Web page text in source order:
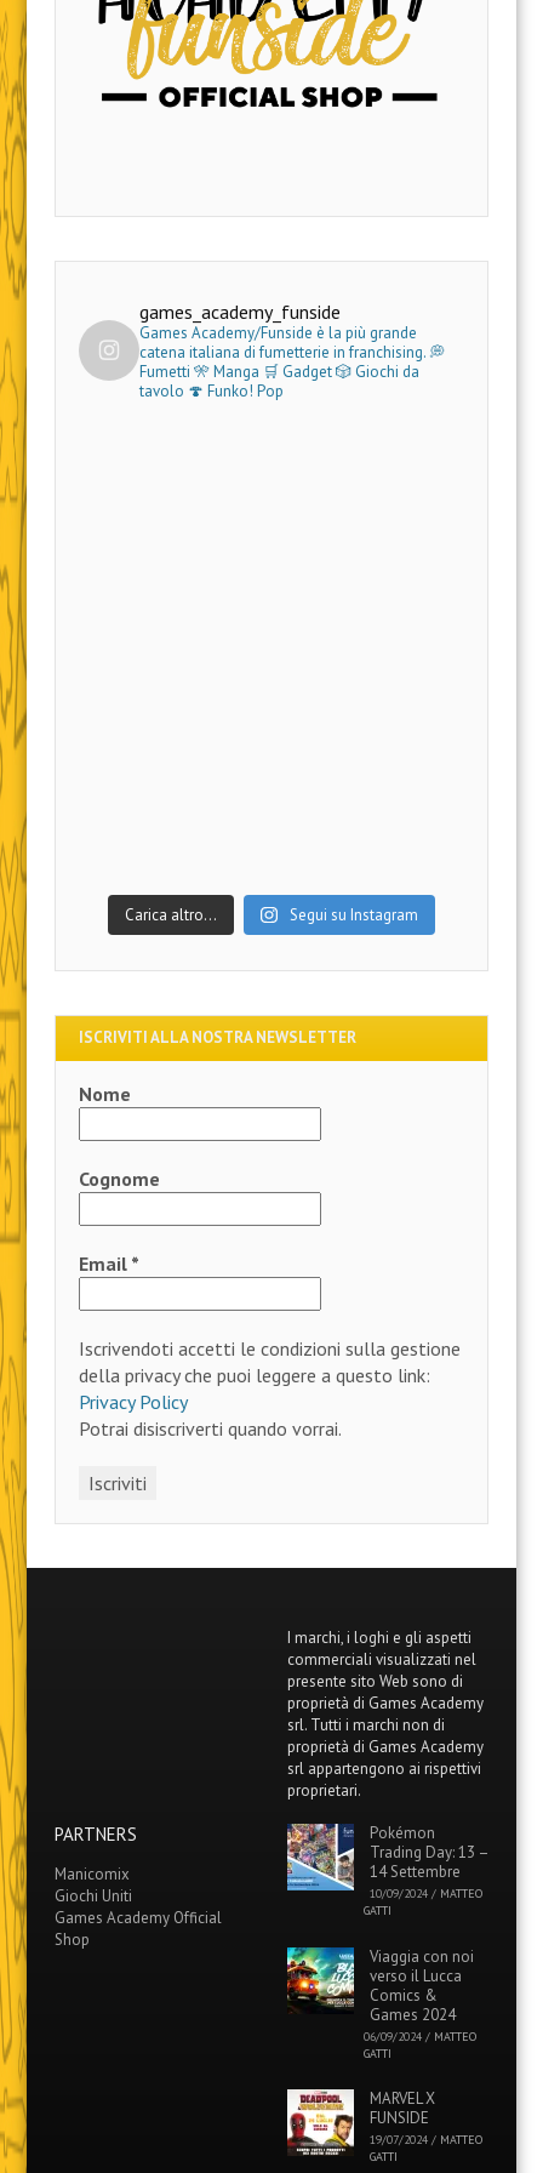
games_academy_funside
Games Academy/Funside è la più grande
catena italiana di fumetterie in franchising.💭
Fumetti 🎌 Manga 🛒 Gadget🎲 Giochi da
tavolo 🍄 Funko! Pop
Carica altro… Segui su Instagram
ISCRIVITI ALLA NOSTRA NEWSLETTER
Nome
Cognome
Email *
Iscrivendoti accetti le condizioni sulla gestione
della privacy che puoi leggere a questo link:
Privacy Policy
Potrai disiscriverti quando vorrai.
I marchi, i loghi e gli aspetti
commerciali visualizzati nel
presente sito Web sono di
proprietà di Games Academy
srl. Tutti i marchi non di
proprietà di Games Academy
srl appartengono ai rispettivi
proprietari.
PARTNERS
Manicomix
Giochi Uniti
Games Academy Official
Shop
Pokémon
Trading Day: 13 –
14 Settembre
10/09/2024 / MATTEO
GATTI
Viaggia con noi
verso il Lucca
Comics &
Games 2024
06/09/2024 / MATTEO
GATTI
MARVEL X
FUNSIDE
19/07/2024 / MATTEO
GATTI